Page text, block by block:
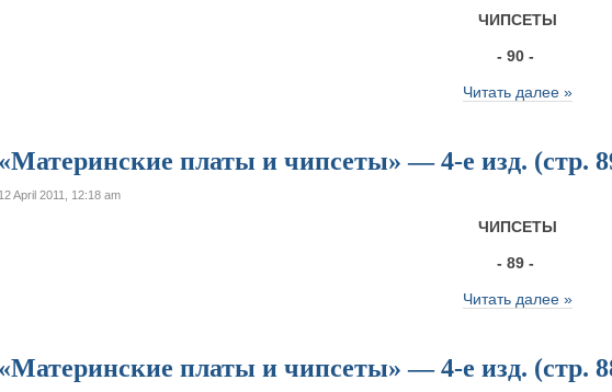
ЧИПСЕТЫ
- 90 -
Читать далее »
«Материнские платы и чипсеты» — 4-е изд. (стр.
12 April 2011, 12:18 am
ЧИПСЕТЫ
- 89 -
Читать далее »
«Материнские платы и чипсеты» — 4-е изд. (стр.